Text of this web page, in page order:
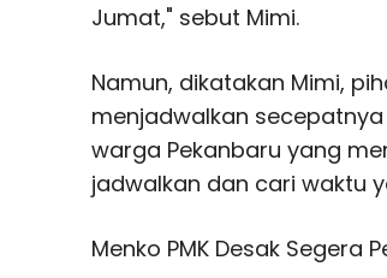
Jumat," sebut Mimi.
Namun, dikatakan Mimi,
menjadwalkan
warga Pekanbaru yang
jadwalkan dan cari waktu
Menko PMK Desak Segera